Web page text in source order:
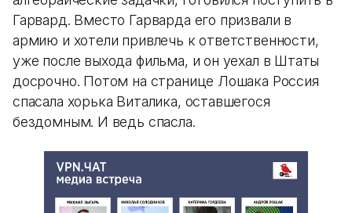
Гарвард. Вместо Гарварда его призвали в
армию и хотели привлечь к ответственности,
уже после выхода фильма, и он уехал в Штаты
досрочно. Потом на странице Лошака Россия
спасала хорька Виталика, оставшегося
бездомным. И ведь спасла.